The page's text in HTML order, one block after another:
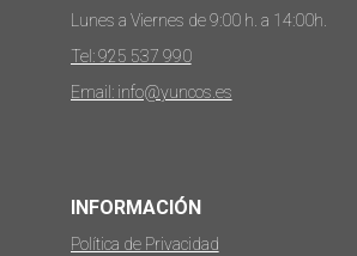
Lunes a Viernes de 9:00 h. a 14:00h.
Tel: 925 537 990
Email: info@yuncos.es
INFORMACIÓN
Política de Privacidad